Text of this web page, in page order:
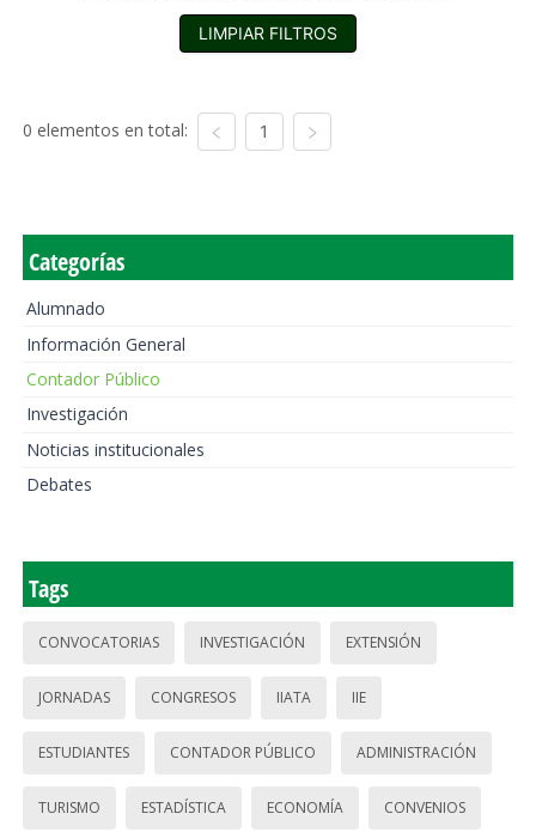
LIMPIAR FILTROS
0 elementos en total: 1
Categorías
Alumnado
Información General
Contador Público
Investigación
Noticias institucionales
Debates
Tags
CONVOCATORIAS INVESTIGACIÓN EXTENSIÓN
JORNADAS CONGRESOS IIATA IIE
ESTUDIANTES CONTADOR PÚBLICO ADMINISTRACIÓN
TURISMO ESTADÍSTICA ECONOMÍA CONVENIOS